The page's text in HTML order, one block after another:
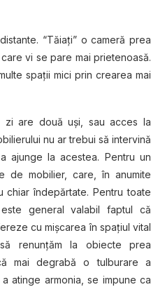
“Tăiați” o cameră prea
vi se pare mai prietenoasă.
spaţii mici prin crearea mai
are două uși, sau acces la
nu ar trebui să intervină
ajunge la acestea. Pentru un
de mobilier, care, în anumite
chiar îndepărtate. Pentru toate
general valabil faptul că
cu mișcarea în spațiul vital
renunțăm la obiecte prea
mai degrabă o tulburare a
atinge armonia, se impune ca